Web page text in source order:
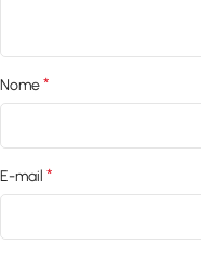
Nome*
E-mail *